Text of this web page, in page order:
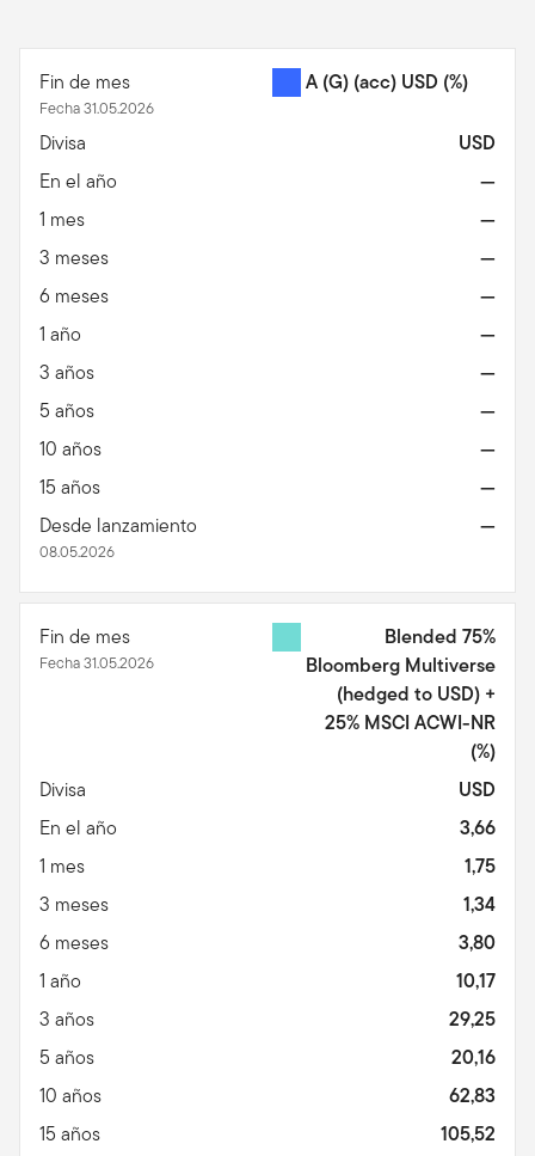
Fin de mes
Fecha 31.05.2026
A (G) (acc) USD (%)
Divisa
USD
En el año
—
1 mes
—
3 meses
—
6 meses
—
1 año
—
3 años
—
5 años
—
10 años
—
15 años
—
Desde lanzamiento
08.05.2026
—
Fin de mes
Fecha 31.05.2026
Blended 75%
Bloomberg Multiverse
(hedged to USD) +
25% MSCI ACWI-NR
(%)
Divisa
USD
En el año
3,66
1 mes
1,75
3 meses
1,34
6 meses
3,80
1 año
10,17
3 años
29,25
5 años
20,16
10 años
62,83
15 años
105,52